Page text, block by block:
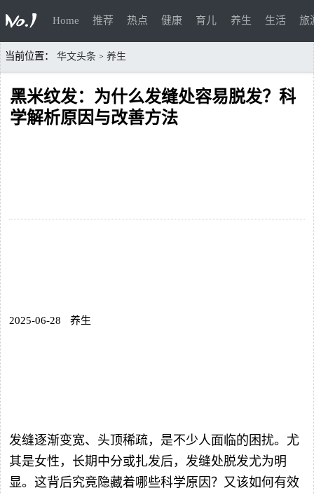
Home 推荐 热点 健康 育儿 养生 生活 旅
当前位置： 华文头条 > 养生
黑米纹发：为什么发缝处容易脱发？科
学解析原因与改善方法
2025-06-28 养生
发缝逐渐变宽、头顶稀疏，是不少人面临的困扰。尤
其是女性，长期中分或扎发后，发缝处脱发尤为明
显。这背后究竟隐藏着哪些科学原因？又该如何有效